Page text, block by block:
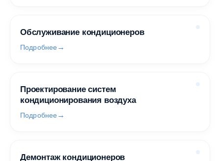
Обслуживание кондиционеров
Подробнее
Проектирование систем
кондиционирования воздуха
Подробнее
Демонтаж кондиционеров